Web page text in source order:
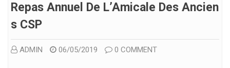
Repas Annuel De L’Amicale Des Ancien
S CSP
ADMIN 06/05/2019 0 COMMENT